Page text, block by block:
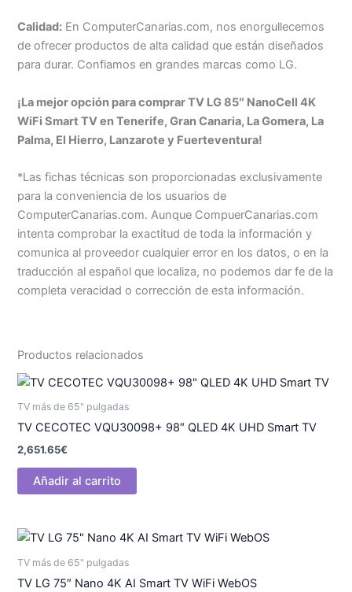
Calidad: En ComputerCanarias.com, nos enorgullecemos
de ofrecer productos de alta calidad que están diseñados
para durar. Confiamos en grandes marcas como LG.
¡La mejor opción para comprar TV LG 85″ NanoCell 4K
WiFi Smart TV en Tenerife, Gran Canaria, La Gomera, La
Palma, El Hierro, Lanzarote y Fuerteventura!
*Las fichas técnicas son proporcionadas exclusivamente
para la conveniencia de los usuarios de
ComputerCanarias.com. Aunque CompuerCanarias.com
intenta comprobar la exactitud de toda la información y
comunica al proveedor cualquier error en los datos, o en la
traducción al español que localiza, no podemos dar fe de la
completa veracidad o corrección de esta información.
Productos relacionados
TV más de 65" pulgadas
TV CECOTEC VQU30098+ 98″ QLED 4K UHD Smart TV
2,651.65€
Añadir al carrito
TV más de 65" pulgadas
TV LG 75″ Nano 4K AI Smart TV WiFi WebOS